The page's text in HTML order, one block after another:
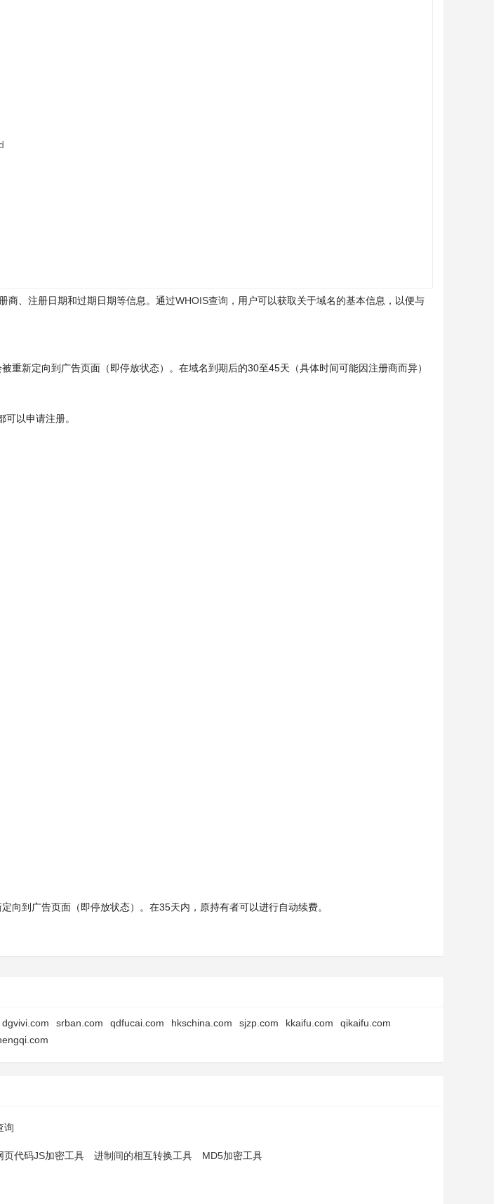
商、注册日期和过期日期等信息。通过WHOIS查询 ，用户可以获取关于域名的基本信息，以便与
新定向到广告页面（即停放状态）。在域名到期后的30至45天（具体时间可能因注册商而异）
以申请注册。
到广告页面（即停放状态）。在35天内，原持有者可以进行自动续费。
dgvivi.com srban.com qdfucai.com hkschina.com sjzp.com kkaifu.com
qikaifu.com
询
页代码JS加密工具 进制间的相互转换工具
MD5加密工具